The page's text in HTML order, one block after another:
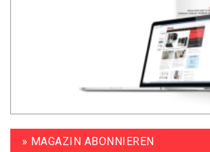
» MAGAZIN ABONNIEREN